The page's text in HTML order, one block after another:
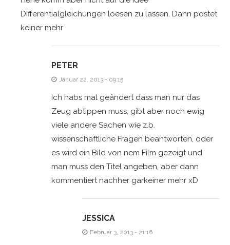
Differentialgleichungen loesen zu lassen. Dann postet
keiner mehr
PETER
Januar 22, 2013 - 09:15
Ich habs mal geändert dass man nur das
Zeug abtippen muss, gibt aber noch ewig
viele andere Sachen wie z.b.
wissenschaftliche Fragen beantworten, oder
es wird ein Bild von nem Film gezeigt und
man muss den Titel angeben, aber dann
kommentiert nachher garkeiner mehr xD
JESSICA
Februar 3, 2013 - 21:16